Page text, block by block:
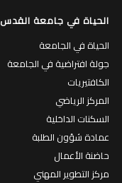
الحياة في جامعة القدس
الحياة في الجامعة
جولة افتراضية في الجامعة
الكافتيريات
المركز الرياضي
السكنات الداخلية
عمادة شؤون الطلبة
حاضنة الأعمال
مركز التطوير المهني